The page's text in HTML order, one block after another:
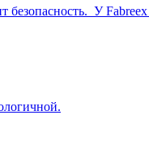
безопасность. У